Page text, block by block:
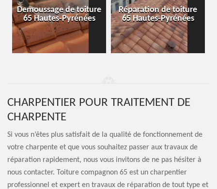
Demoussage de toiture
65 Hautes-Pyrénées
Réparation de toiture
65 Hautes-Pyrénées
CHARPENTIER POUR TRAITEMENT DE
CHARPENTE
Si vous n’êtes plus satisfait de la qualité de fonctionnement de
votre charpente et que vous souhaitez passer aux travaux de
réparation rapidement, nous vous invitons de ne pas hésiter à
nous contacter. Toiture compagnon 65 est un charpentier
professionnel et expert en travaux de réparation de tout type et